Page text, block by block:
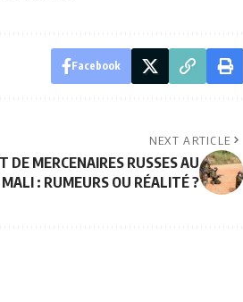
Facebook
NEXT ARTICLE
DE MERCENAIRES RUSSES AU
MALI : RUMEURS OU RÉALITÉ ?